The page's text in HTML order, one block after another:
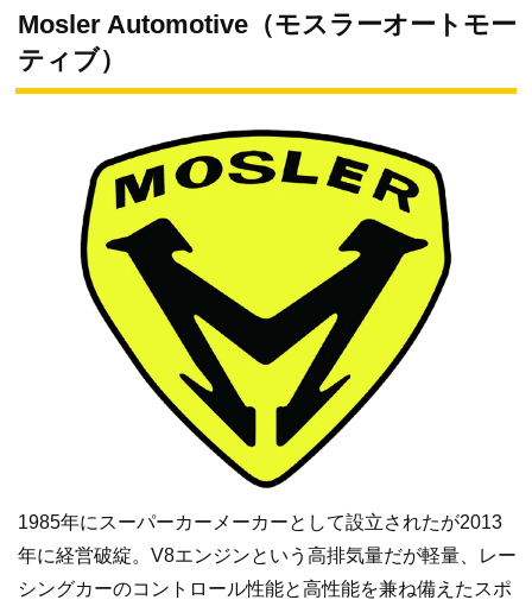
Mosler Automotive（モスラーオートモー
ティブ）
1985年にスーパーカーメーカーとして設立されたが2013
年に経営破綻。V8エンジンという高排気量だが軽量、レー
シングカーのコントロール性能と高性能を兼ね備えたスポ